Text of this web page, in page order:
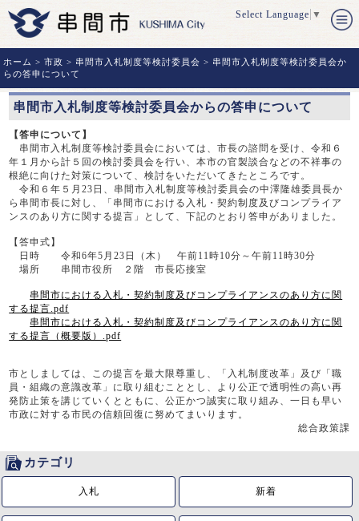
Select Language ▼
ホーム >市政 > 串間市入札制度等検討委員会 > 串間市入札制度等検討委員会か
らの答申について
串間市入札制度等検討委員会からの答申について
【答申について】
串間市入札制度等検討委員会においては、市長の諮問を受け、令和６
年１月から計５回の検討委員会を行い、本市の官製談合などの不祥事の
根絶に向けた対策について、検討をいただいてきたところです。
令和６年５月23 日、串間市入札制度等検討委員会の中澤隆雄委員長か
ら串間市長に対し、「串間市における入札・契約制度及びコンプライア
ンスのあり方に関する提言」として、下記のとおり答申がありました。
【答申式】
日時 令和6年5 月23 日（木） 午前11時10分～午前11時30分
場所 串間市役所 ２階 市長応接室
串間市における入札・契約制度及びコンプライアンスのあり方に関
する提言.pdf
串間市における入札・契約制度及びコンプライアンスのあり方に関
する提言（概要版）.pdf
市としましては、この提言を最大限尊重し、「入札制度改革」及び「職
員・組織の意識改革」に取り組むこととし、より公正で透明性の高い再
発防止策を講じていくとともに、公正かつ誠実に取り組み、一日も早い
市政に対する市民の信頼回復に努めてまいります。
総合政策課
カテゴリ
入札 新着